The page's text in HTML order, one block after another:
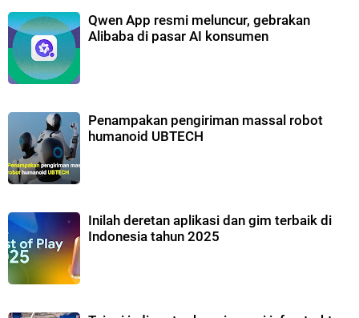
Qwen App resmi meluncur, gebrakan
Alibaba di pasar AI konsumen
Penampakan pengiriman massal robot
humanoid UBTECH
Inilah deretan aplikasi dan gim terbaik di
Indonesia tahun 2025